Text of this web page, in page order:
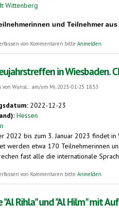
Wittenberg
und Teilnehmer
Esperanto-Woche in Lutherstadt
von Kommentaren bitte Anmelden.
in Wiesbaden.
von Wunsc... am/um Mi, 2023-01-25 18:53
2022-12-23
Hessen
2022 bis zum 3. Januar 2023 findet
werden etwa 170 Teilnehmerinnen
fast alle die internationale
Neujahrstreffen in Wiesbaden. Chat-
von Kommentaren bitte Anmelden
Rihla" und "Al Hilm" mit